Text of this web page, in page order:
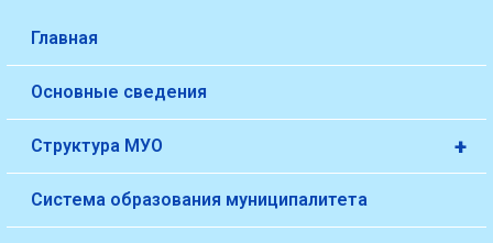
Главная
Основные сведения
+
Структура МУО
Система образования муниципалитета